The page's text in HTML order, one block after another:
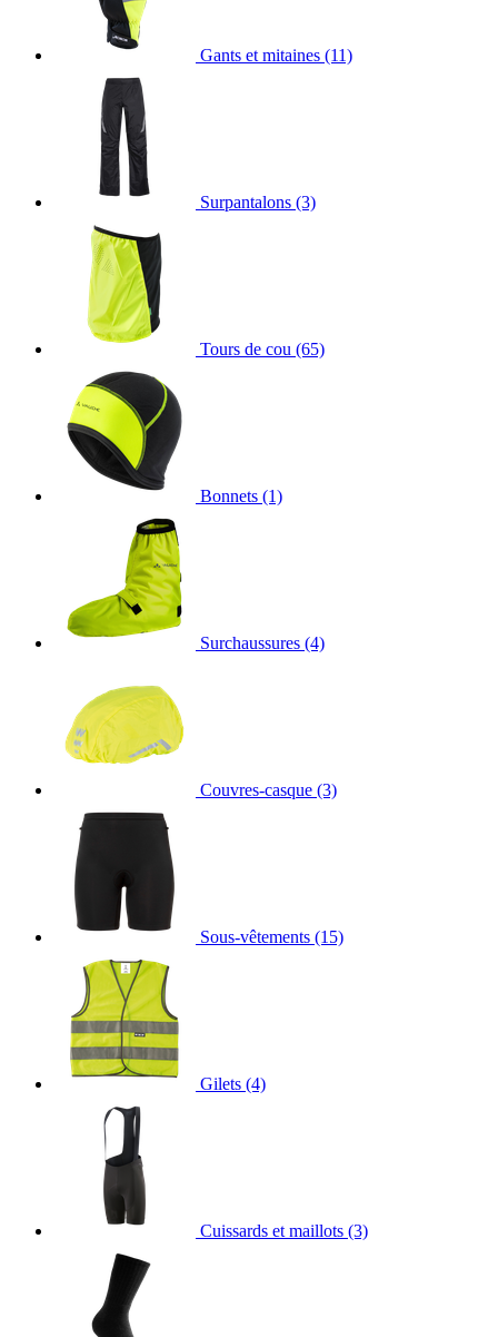
Gants et mitaines (11)
Surpantalons (3)
Tours de cou (65)
Bonnets (1)
Surchaussures (4)
Couvres-casque (3)
Sous-vêtements (15)
Gilets (4)
Cuissards et maillots (3)